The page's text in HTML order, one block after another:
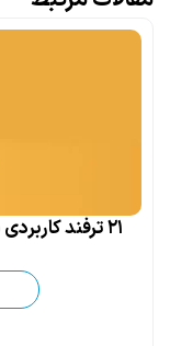
۲۱ ترفند